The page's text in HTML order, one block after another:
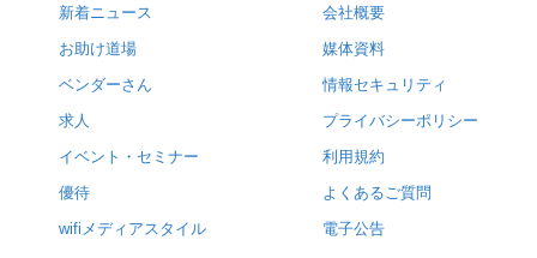
新着ニュース
お助け道場
ベンダーさん
求人
イベント・セミナー
優待
wifiメディアスタイル
会社概要
媒体資料
情報セキュリティ
プライバシーポリシー
利用規約
よくあるご質問
電子公告